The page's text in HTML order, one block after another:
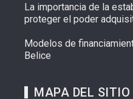
La importancia de la
proteger el poder
Modelos de
Belice
MAPA DEL SITIO